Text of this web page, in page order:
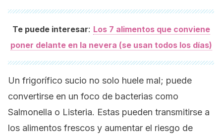
Te puede interesar: Los 7 alimentos que conviene
poner delante en la nevera (se usan todos los días)
Un frigorífico sucio no solo huele mal; puede
convertirse en un foco de bacterias como
Salmonella o Listeria. Estas pueden transmitirse a
los alimentos frescos y aumentar el riesgo de